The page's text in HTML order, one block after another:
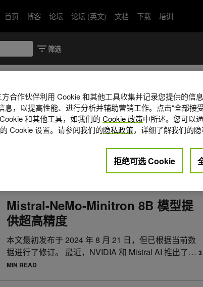
首页 博客 论坛 论坛 (英文) 文档 下载 培训
的高级研究科学家，曾供职
的工作重点是使用模型压缩
索 (NAS) 等技术，提高深度
行时性能和效率。
Mistral-NeMo-Minitron 8B 模型提
供超高精度
本文最初发布于 2024 年 8 月 21 日，但已根据当前数
据进行了修订。 最近，NVIDIA 和 Mistral AI 推出了… 3
MIN READ
合作伙伴利用 Cookie 和其他工具收集并记录您提供的信
息，以提高性能、进行分析并辅助营销工作。点击“全部接
和其他工具，如我们的 Cookie 政策中所述。您可以
Cookie 设置。请参阅我们的隐私政策，详细了解我们的
拒绝可选 Cookie